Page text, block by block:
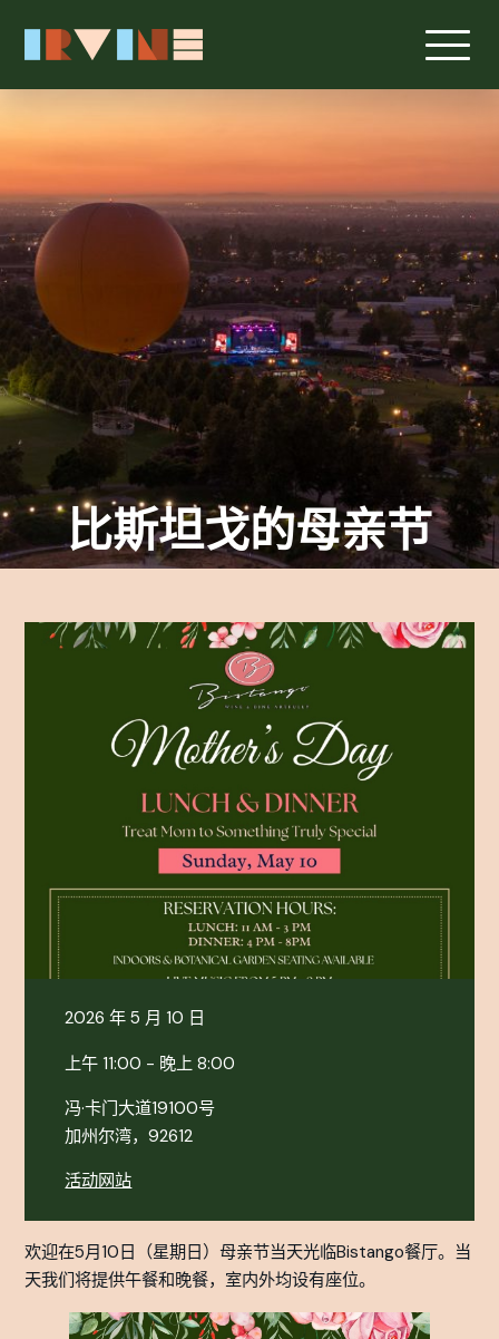
比斯坦戈的母亲节
2026 年 5 月 10 日
上午 11:00 - 晚上 8:00
冯·卡门大道19100号
加州尔湾，92612
活动网站
欢迎在5月10日（星期日）母亲节当天光临Bistango餐厅。当
天我们将提供午餐和晚餐，室内外均设有座位。